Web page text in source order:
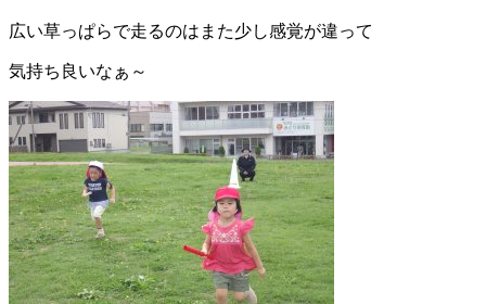
広い草っぱらで走るのはまた少し感覚が違って
気持ち良いなぁ～